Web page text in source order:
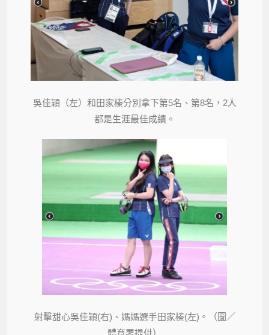
吳佳穎（左）和田家榛分別拿下第5名、第8名，2人
都是生涯最佳成績。
射擊甜心吳佳穎(右)、媽媽選手田家榛(左)。（圖／